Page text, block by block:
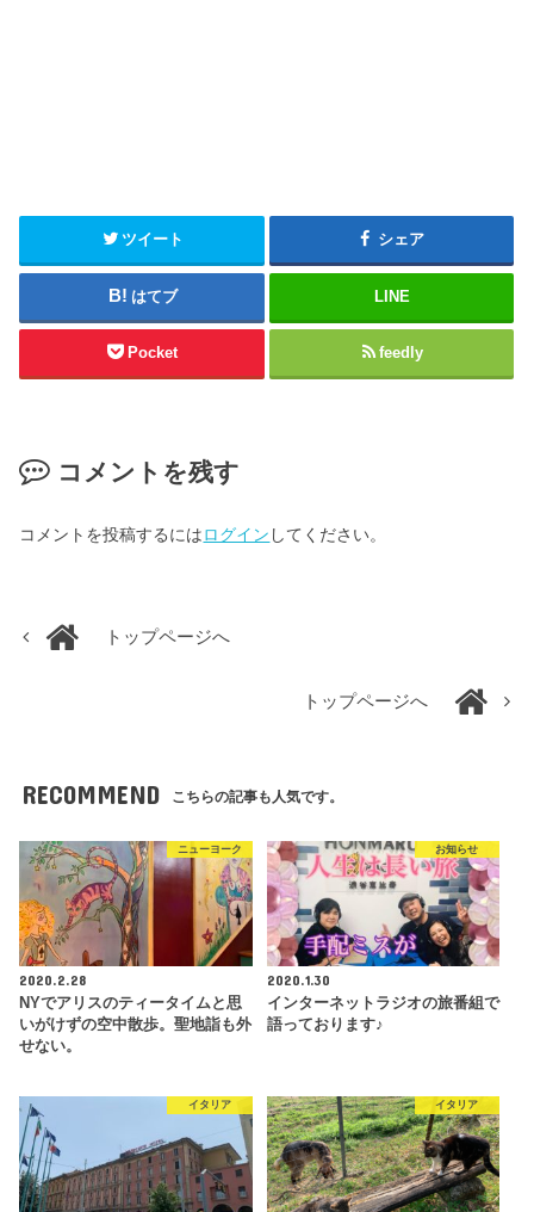
ツイート シェア
はてブ LINE
Pocket feedly
コメントを残す
コメントを投稿するにはログイン してください。
トップページへ
トップページへ
RECOMMEND こちらの記事も人気です。
ニューヨーク
2020.2.28
NYでアリスのティータイムと思
いがけずの空中散歩。聖地詣も外
せない。
お知らせ
2020.1.30
インターネットラジオの旅番組で
語っております♪
イタリア イタリア